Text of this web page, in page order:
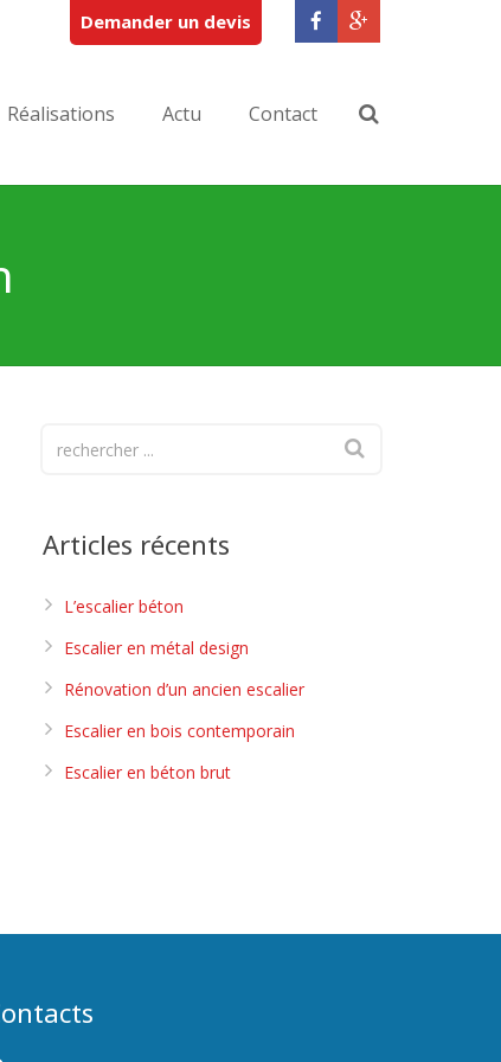
Demander un devis
Réalisations Actu Contact
Articles récents
L’escalier béton
Escalier en métal design
Rénovation d’un ancien escalier
Escalier en bois contemporain
Escalier en béton brut